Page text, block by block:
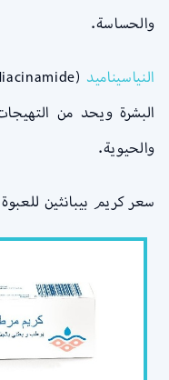
والحساسة.
النياسيناميد
البشرة ويحد من
والحيوية.
سعر كريم بيبانثين للعبوة 30 جم هو حوالي